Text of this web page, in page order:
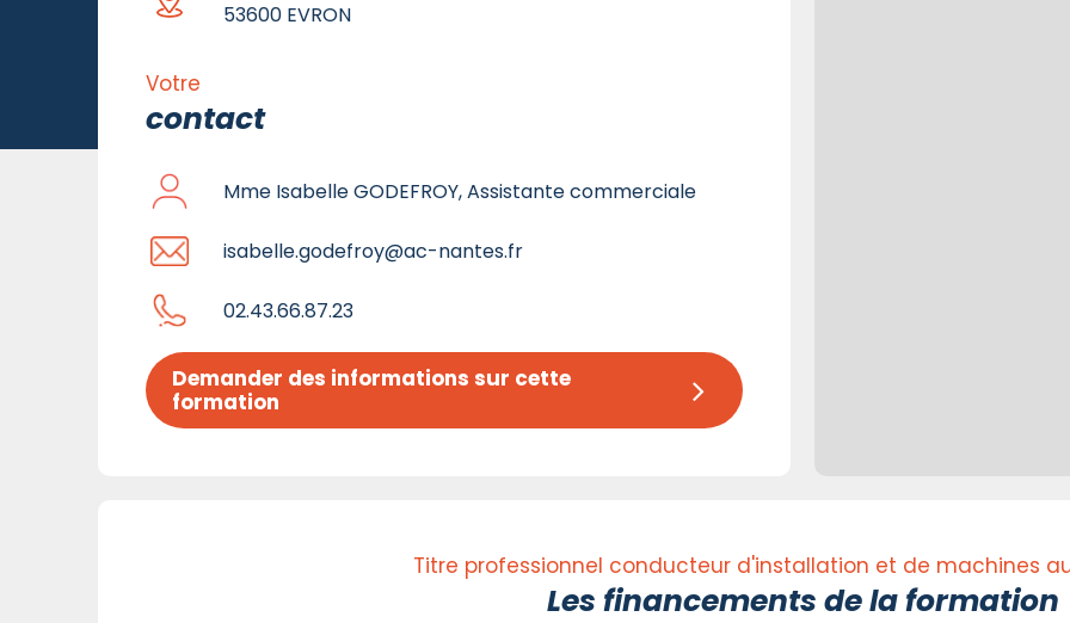
53600 EVRON
Votre
contact
Mme Isabelle GODEFROY, Assistante commerciale
isabelle.godefroy@ac-nantes.fr
02.43.66.87.23
Demander des informations sur cette
formation
Titre professionnel conducteur d'installation et de machines
Les financements de la formation